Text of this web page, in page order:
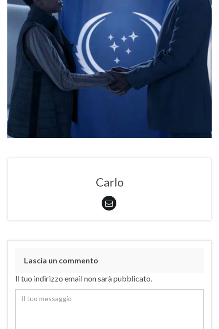
Carlo
Lascia un commento
Il tuo indirizzo email non sarà pubblicato.